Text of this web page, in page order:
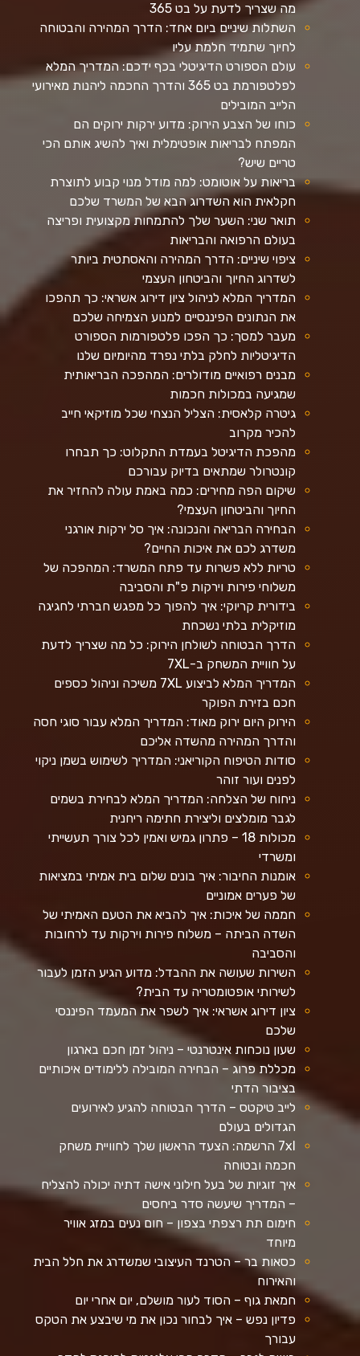
מה שצריך לדעת על בט 365
השתלות שיניים ביום אחד: הדרך המהירה והבטוחה
לחיוך שתמיד חלמת עליו
עולם הספורט הדיגיטלי בכף ידכם: המדריך המלא
לפלטפורמת בט 365 והדרך החכמה ליהנות מאירועי
הלייב המובילים
כוחו של הצבע הירוק: מדוע ירקות ירוקים הם
המפתח לבריאות אופטימלית ואיך להשיג אותם הכי
טריים שיש?
בריאות על אוטומט: למה מודל מנוי קבוע לתוצרת
חקלאית הוא השדרוג הבא של המשרד שלכם
תואר שני: השער שלך להתמחות מקצועית ופריצה
בעולם הרפואה והבריאות
ציפוי שיניים: הדרך המהירה והאסתטית ביותר
לשדרוג החיוך והביטחון העצמי
המדריך המלא לניהול ציון דירוג אשראי: כך תהפכו
את הנתונים הפיננסיים למנוע הצמיחה שלכם
מעבר למסך: כך הפכו פלטפורמות הספורט
הדיגיטליות לחלק בלתי נפרד מהיומיום שלנו
מבנים רפואיים מודולרים: המהפכה הבריאותית
שמגיעה במכולות חכמות
גיטרה קלאסית: הצליל הנצחי שכל מוזיקאי חייב
להכיר מקרוב
מהפכת הדיגיטל בעמדת התקלוט: כך תבחרו
קונטרולר שמתאים בדיוק עבורכם
שיקום הפה מחירים: כמה באמת עולה להחזיר את
החיוך והביטחון העצמי?
הבחירה הבריאה והנכונה: איך סל ירקות אורגני
משדרג לכם את איכות החיים?
טריות ללא פשרות עד פתח המשרד: המהפכה של
משלוחי פירות וירקות פ"ת והסביבה
בידורית קריוקי: איך להפוך כל מפגש חברתי לחגיגה
מוזיקלית בלתי נשכחת
הדרך הבטוחה לשולחן הירוק: כל מה שצריך לדעת
על חוויית המשחק ב-7XL
המדריך המלא לביצוע 7XL משיכה וניהול כספים
חכם בזירת הפוקר
הירוק היום ירוק מאוד: המדריך המלא עבור סוגי חסה
והדרך המהירה מהשדה אליכם
סודות הטיפוח הקוריאני: המדריך לשימוש בשמן ניקוי
לפנים ועור זוהר
ניחוח של הצלחה: המדריך המלא לבחירת בשמים
לגבר מומלצים וליצירת חתימה ריחנית
מכולות 18 – פתרון גמיש ואמין לכל צורך תעשייתי
ומשרדי
אומנות החיבור: איך בונים שלום בית אמיתי במציאות
של פערים אמוניים
חממה של איכות: איך להביא את הטעם האמיתי של
השדה הביתה – משלוח פירות וירקות עד לרחובות
והסביבה
השירות שעושה את ההבדל: מדוע הגיע הזמן לעבור
לשירותי אופטומטריה עד הבית?
ציון דירוג אשראי: איך לשפר את המעמד הפיננסי
שלכם
שעון נוכחות אינטרנטי – ניהול זמן חכם בארגון
מכללת פרוג – הבחירה המובילה ללימודים איכותיים
בציבור הדתי
לייב טיקטס – הדרך הבטוחה להגיע לאירועים
הגדולים בעולם
7xl הרשמה: הצעד הראשון שלך לחוויית משחק
חכמה ובטוחה
איך זוגיות של בעל חילוני אישה דתיה יכולה להצליח
– המדריך שיעשה סדר ביחסים
חימום תת רצפתי בצפון – חום נעים במזג אוויר
מיוחד
כסאות בר – הטרנד העיצובי שמשדרג את חלל הבית
והאירוח
חמאת גוף – הסוד לעור מושלם, יום אחרי יום
פדיון נפש – איך לבחור נכון את מי שיבצע את הטקס
עבורך